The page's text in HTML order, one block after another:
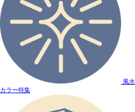
風水
カラー特集